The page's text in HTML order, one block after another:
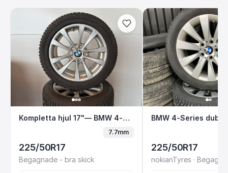
Kompletta hjul 17"— BMW 4-Series
Kompletta hjul 17"— BMW 4-Series
7.7mm
225/50R17
Begagnade - bra skick
BMW 4-Series
225/50R17